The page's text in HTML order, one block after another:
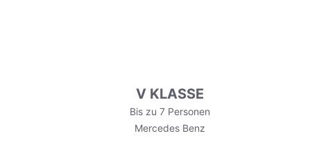
V KLASSE
Bis zu 7 Personen
Mercedes Benz